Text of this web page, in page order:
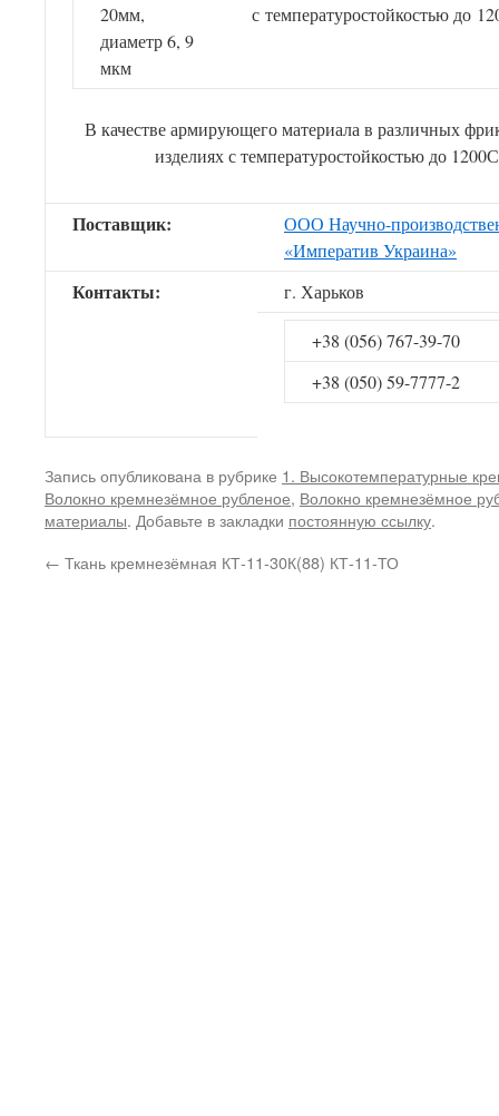
20мм,
диаметр 6, 9
мкм
с температуростойкостью до
В качестве армирующего материала в различных
изделиях с температуростойкостью до
Поставщик:
ООО Научно-
«Императив Украина»
Контакты: г. Харьков
+38 (056) 767-39-70
+38 (050) 59-7777-2
Запись опубликована в рубрике 1. Высокотемпературные
Волокно кремнезёмное рубленое, Волокно кремнезёмное
материалы. Добавьте в закладки постоянную ссылку.
← Ткань кремнезёмная КТ-11-30К(88) КТ-11-ТО